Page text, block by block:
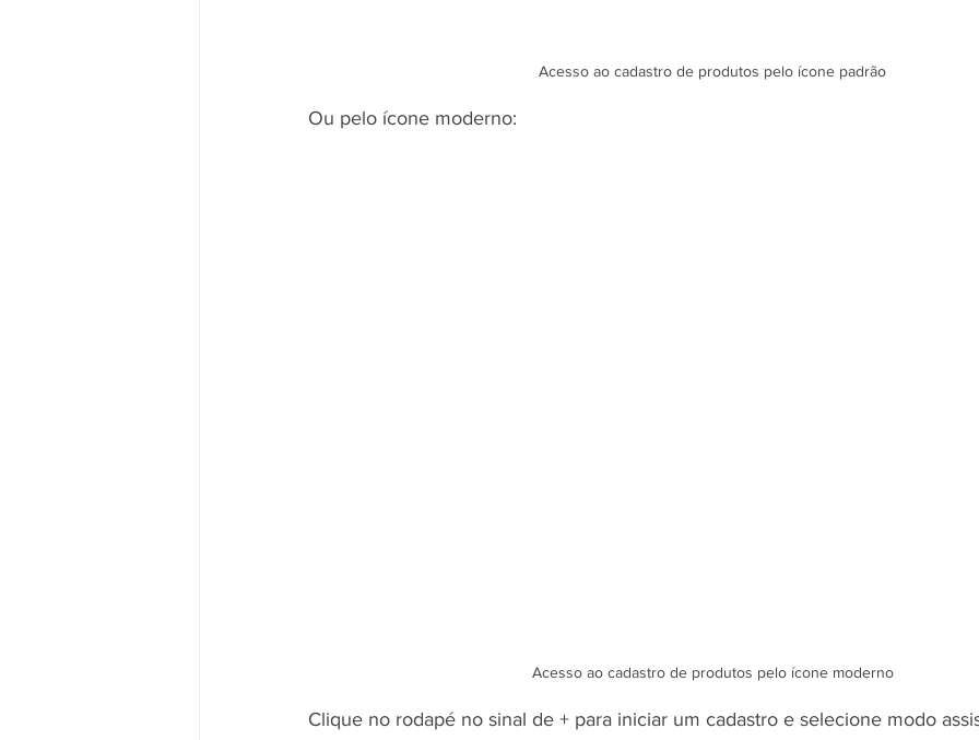
Acesso ao cadastro de produtos pelo ícone padrão
Ou pelo ícone moderno:
Acesso ao cadastro de produtos pelo ícone moderno
Clique no rodapé no sinal de + para iniciar um cadastro e selecione modo